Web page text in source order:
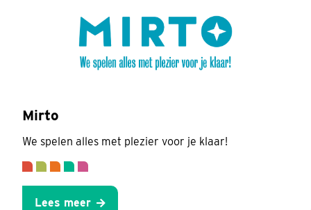
Mirto
We spelen alles met plezier voor je klaar!
Lees meer